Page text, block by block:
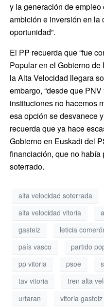
y la generación de
ambición e inversión en la
oportunidad”.
El PP recuerda que “fue
Popular en el Gobierno
la Alta Velocidad llegara
embargo, “desde que
instituciones no hacemos
esa opción se desvanece
recuerda que ya hace
Gobierno en Euskadi del
financiación, que no
soterrado.
alta velocidad soterrada
alta velocidad vitoria
gasteiz
leticia
país vasco
partido
pp vitoria
psoe
tav vitoria
tren alta
urtaran
vitoria gasteiz